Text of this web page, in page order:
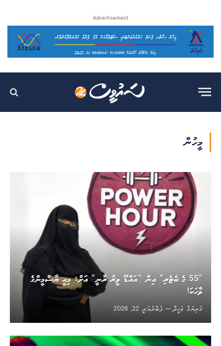
Advertisement
މީހުން
”55 ގެ ބެޓެރި“ އިން ”އައްޑޫ ވީރު ރާނީ“ އަށް؛ މިއީ ޔާސްމީންގެ
ވާހަކަ!
މަރިޔަމް ވަހީދާ
ފެބްރުއަރީ 22, 2026